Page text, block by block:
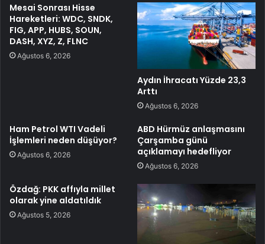
Mesai Sonrası Hisse
Hareketleri: WDC, SNDK,
FIG, APP, HUBS, SOUN,
DASH, XYZ, Z, FLNC
Ağustos 6, 2026
Aydın İhracatı Yüzde 23,3
Arttı
Ağustos 6, 2026
Ham Petrol WTI Vadeli
İşlemleri neden düşüyor?
Ağustos 6, 2026
ABD Hürmüz anlaşmasını
Çarşamba günü
açıklamayı hedefliyor
Ağustos 6, 2026
Özdağ: PKK affıyla millet
olarak yine aldatıldık
Ağustos 5, 2026